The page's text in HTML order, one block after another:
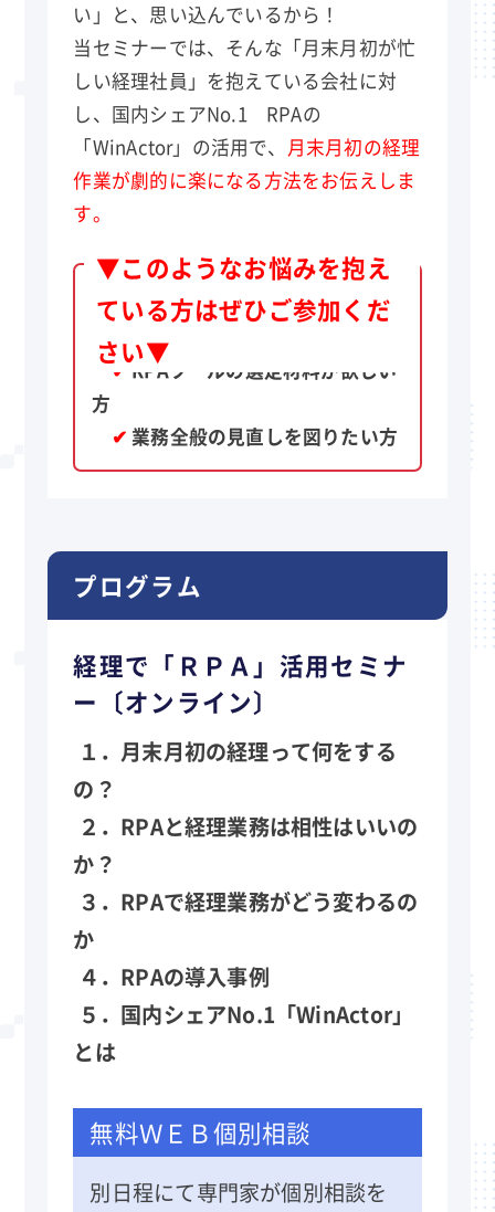
い」と、思い込んでいるから！
当セミナーでは、そんな「月末月初が忙
しい経理社員」を抱えている会社に対
し、国内シェアNo.1 RPAの
「WinActor」の活用で、 月末月初の経理
作業が劇的に楽になる方法をお伝えしま
す。
▼このようなお悩みを抱え
ている方はぜひご参加くだ
さい▼
✔月末月初に経理社員が忙しい方
✔現在の経理体制を改善したい方
✔RPAツールの選定材料が欲しい
方
✔ 業務全般の見直しを図りたい方
プログラム
経理で「ＲＰＡ」活用セミナ
ー〔オンライン〕
１．月末月初の経理って何をする
の？
２．RPAと経理業務は相性はいいの
か？
３．RPAで経理業務がどう変わるの
か
４．RPAの導入事例
５．国内シェアNo.1「WinActor」
とは
無料ＷＥＢ個別相談
別日程にて専門家が個別相談を